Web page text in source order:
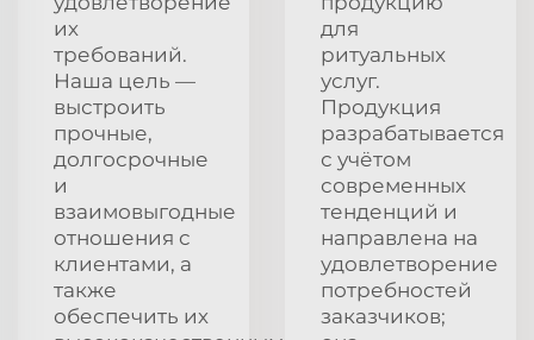
их
требований.
Наша цель —
выстроить
прочные,
долгосрочные
и
взаимовыгодные
отношения с
клиентами, а
также
обеспечить их
для
ритуальных
услуг.
Продукция
разрабатывается
с учётом
современных
тенденций и
направлена на
удовлетворение
потребностей
заказчиков;